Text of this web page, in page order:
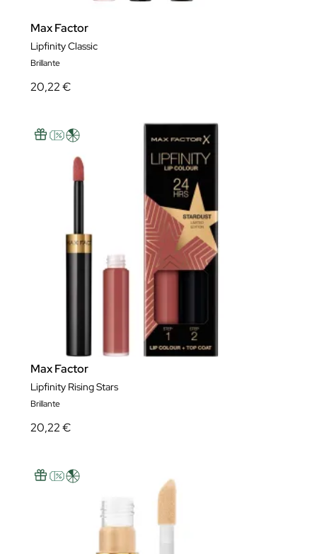
Max Factor
Lipfinity Classic
Brillante
20,22 €
Max Factor
Lipfinity Rising Stars
Brillante
20,22 €